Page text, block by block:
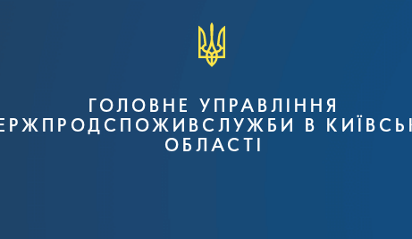
ГОЛОВНЕ УПРАВЛІННЯ
В
ОБЛАСТІ